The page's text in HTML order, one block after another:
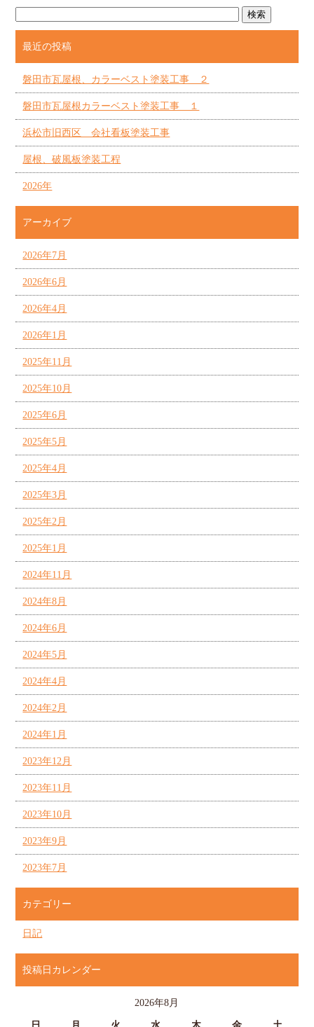
最近の投稿
磐田市瓦屋根、カラーベスト塗装工事 ２
磐田市瓦屋根カラーベスト塗装工事 １
浜松市旧西区 会社看板塗装工事
屋根、破風板塗装工程
2026年
アーカイブ
2026年7月
2026年6月
2026年4月
2026年1月
2025年11月
2025年10月
2025年6月
2025年5月
2025年4月
2025年3月
2025年2月
2025年1月
2024年11月
2024年8月
2024年6月
2024年5月
2024年4月
2024年2月
2024年1月
2023年12月
2023年11月
2023年10月
2023年9月
2023年7月
カテゴリー
日記
投稿日カレンダー
2026年8月